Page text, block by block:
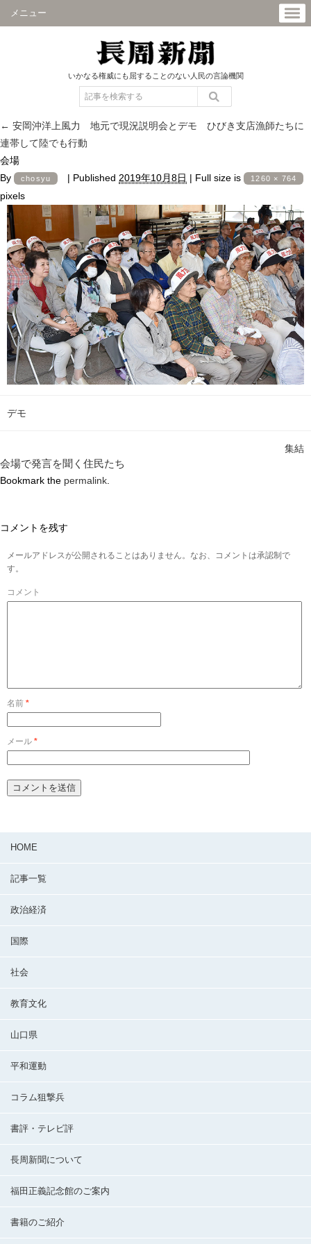
メニュー
いかなる権威にも屈することのない人民の言論機関
← 安岡沖洋上風力 地元で現況説明会とデモ ひびき支店漁師たちに
連帯して陸でも行動
会場
By
chosyu | Published 2019年10月8日 | Full size is 1260 × 764
pixels
デモ
集結
会場で発言を聞く住民たち
Bookmark the permalink.
コメントを残す
メールアドレスが公開されることはありません。なお、コメントは承認制で
す。
コメント
名前 *
メール *
HOME
記事一覧
政治経済
国際
社会
教育文化
山口県
平和運動
コラム狙撃兵
書評・テレビ評
長周新聞について
福田正義記念館のご案内
書籍のご紹介